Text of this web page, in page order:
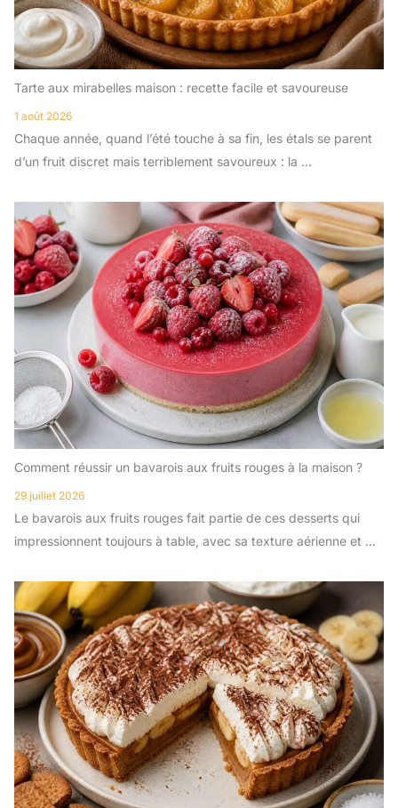
Tarte aux mirabelles maison : recette facile et savoureuse
1 août 2026
Chaque année, quand l’été touche à sa fin, les étals se parent
d’un fruit discret mais terriblement savoureux : la ...
Comment réussir un bavarois aux fruits rouges à la maison ?
29 juillet 2026
Le bavarois aux fruits rouges fait partie de ces desserts qui
impressionnent toujours à table, avec sa texture aérienne et ...